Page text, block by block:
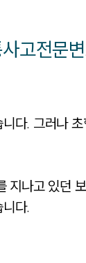
고전문
다. 그러나
지나고 있던
다.